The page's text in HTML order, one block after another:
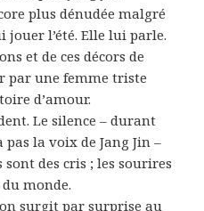
plus dénudée malgré
jouer l’été. Elle lui parle.
et de ces décors de
par une femme triste
d’amour.
Le silence – durant
la voix de Jang Jin –
des cris ; les sourires
monde.
surgit par surprise au